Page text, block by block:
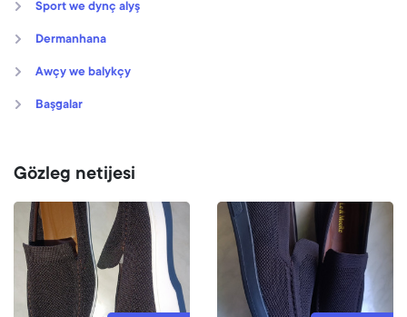
Sport we dynç alyş
Dermanhana
Awçy we balykçy
Başgalar
Gözleg netijesi